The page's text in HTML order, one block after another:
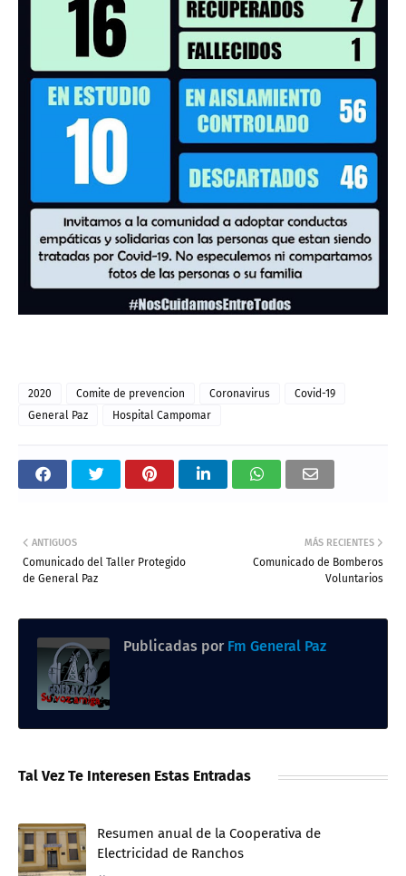
2020 Comite de prevencion Coronavirus
Covid-19
General Paz
Hospital Campomar
MÁS RECIENTES
Comunicado de Bomberos
Voluntarios
ANTIGUOS
Comunicado del Taller Protegido
de General Paz
Publicadas por Fm General Paz
Tal Vez Te Interesen Estas Entradas
Resumen anual de la Cooperativa de
Electricidad de Ranchos